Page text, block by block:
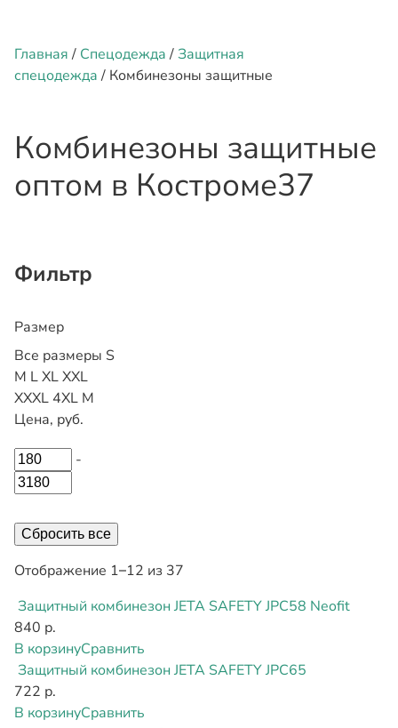
Главная/ Спецодежда/Защитная
спецодежда/ Комбинезоны защитные
Комбинезоны защитные
оптом в Костроме37
Фильтр
Размер
Все размеры S
M LXLXXL
XXXL 4XL М
Цена, руб.
-
Сбросить все
Отображение 1–12 из 37
Защитный комбинезон JETA SAFETY JPC58 Neofit
840 р.
В корзинуСравнить
Защитный комбинезон JETA SAFETY JPC65
722 р.
В корзинуСравнить